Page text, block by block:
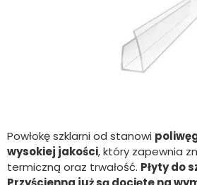
Powłokę szklarni od stanowi
wysokiej jakości, który zapewnia
termiczną oraz trwałość. Płyty do